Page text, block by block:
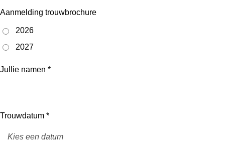
Aanmelding trouwbrochure
2026
2027
Jullie namen *
Trouwdatum *